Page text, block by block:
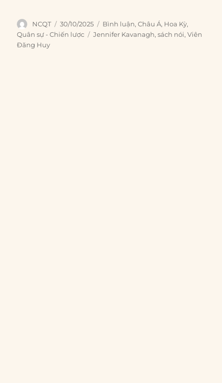
Author
NCQT
Posted
on
30/10/2025 Categories
Bình luận,Châu Á, Hoa Kỳ,
Quân sự - Chiến lược
Tags
Jennifer Kavanagh,sách nói,Viên
Đăng Huy